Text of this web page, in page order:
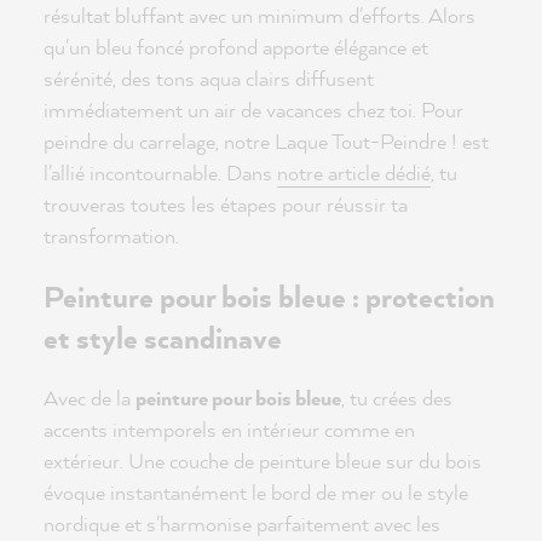
résultat bluffant avec un minimum d'efforts. Alors
qu'un bleu foncé profond apporte élégance et
sérénité, des tons aqua clairs diffusent
immédiatement un air de vacances chez toi. Pour
peindre du carrelage, notre Laque Tout-Peindre ! est
l'allié incontournable. Dans notre article dédié, tu
trouveras toutes les étapes pour réussir ta
transformation.
Peinture pour bois bleue : protection
et style scandinave
Avec de la peinture pour bois bleue, tu crées des
accents intemporels en intérieur comme en
extérieur. Une couche de peinture bleue sur du bois
évoque instantanément le bord de mer ou le style
nordique et s'harmonise parfaitement avec les